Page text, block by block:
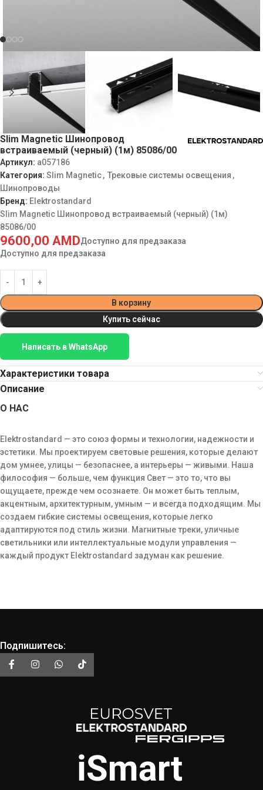
Slim Magnetic Шинопровод
встраиваемый (черный) (1м) 85086/00
Артикул: a057186
Категория: Slim Magnetic, Трековые системы освещения ,
Шинопроводы
Бренд: Elektrostandard
Slim Magnetic Шинопровод встраиваемый (черный) (1м)
85086/00
9600,00 AMDДоступно для предзаказа
Доступно для предзаказа
В корзину
Купить сейчас
Написать в WhatsApp
Характеристики товара
Описание
О НАС
Elektrostandard — это союз формы и технологии, надежности и
эстетики. Мы проектируем световые решения, которые делают
дом умнее, улицы — безопаснее, а интерьеры — живыми. Наша
философия — больше, чем функция Свет — это то, что вы
ощущаете, прежде чем осознаете. Он может быть теплым,
акцентным, архитектурным, умным — и всегда подходящим. Мы
создаем гибкие системы освещения, которые легко
адаптируются под стиль жизни. Магнитные треки, уличные
светильники или интеллектуальные модули управления —
каждый продукт Elektrostandard задуман как решение.
Подпишитесь: